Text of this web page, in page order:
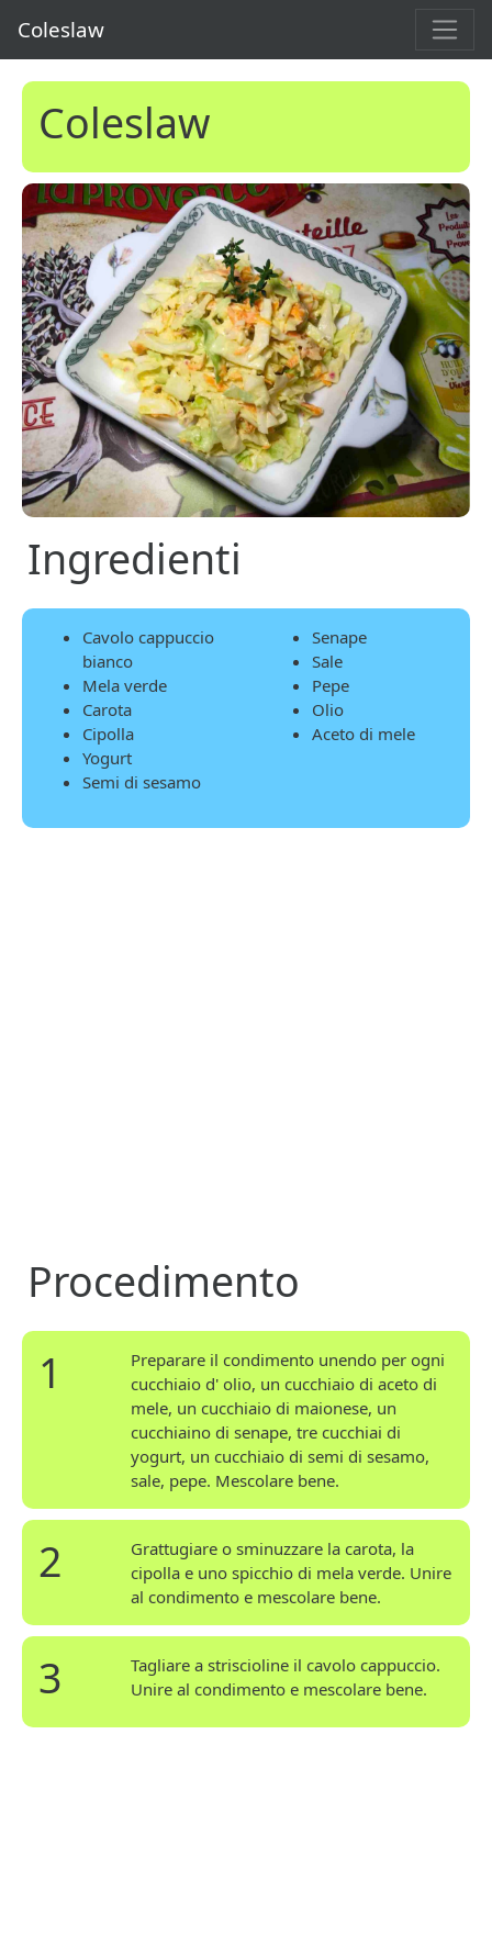
Coleslaw
Coleslaw
Ingredienti
Cavolo cappuccio
bianco
Mela verde
Carota
Cipolla
Yogurt
Semi di sesamo
Senape
Sale
Pepe
Olio
Aceto di mele
Procedimento
1
Preparare il condimento unendo per ogni
cucchiaio d' olio, un cucchiaio di aceto di
mele, un cucchiaio di maionese, un
cucchiaino di senape, tre cucchiai di
yogurt, un cucchiaio di semi di sesamo,
sale, pepe. Mescolare bene.
2
Grattugiare o sminuzzare la carota, la
cipolla e uno spicchio di mela verde. Unire
al condimento e mescolare bene.
3
Tagliare a striscioline il cavolo cappuccio.
Unire al condimento e mescolare bene.